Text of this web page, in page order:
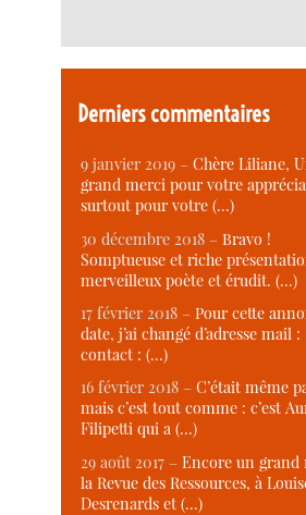
Derniers commentaires
9 janvier 2019 –Chère Liliane,
grand merci pour votre
surtout pour votre (…)
30 décembre 2018 –Bravo !
Somptueuse et riche
merveilleux poète et érudit. (…)
17 février 2018 –Pour cette
date, j’ai changé d’adresse mail :
contact : (…)
16 février 2018 –C’était même
mais c’est tout comme : c’est
Filipetti qui a (…)
29 août 2017 –Encore un grand
la Revue des Ressources, à
Desrenards et (…)